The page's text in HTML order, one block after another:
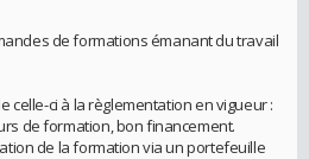
de formations émanant du travail
celle-ci à la règlementation en vigueur :
de formation, bon financement.
de la formation via un portefeuille